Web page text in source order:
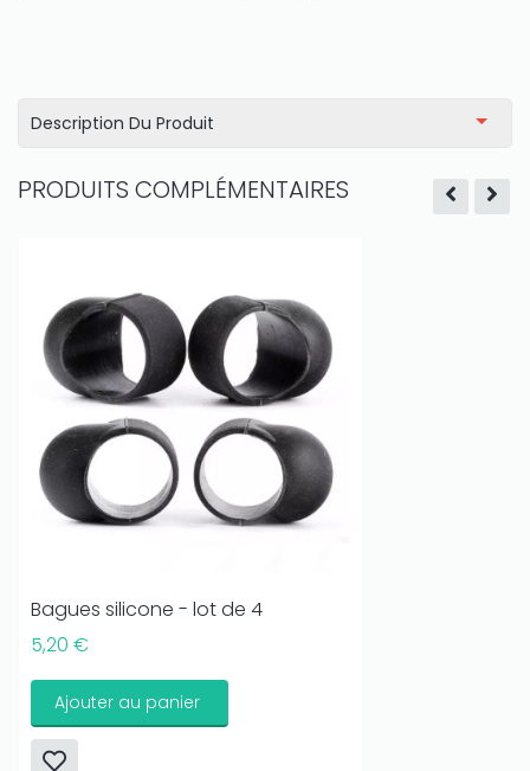
Description Du Produit
PRODUITS COMPLÉMENTAIRES
Bagues silicone - lot de 4
5,20 €
Ajouter au panier